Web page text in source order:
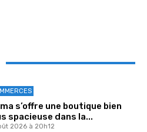
s’offre une boutique bien
spacieuse dans la...
2026 à 20h12